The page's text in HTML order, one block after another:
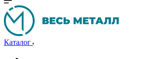
Каталог